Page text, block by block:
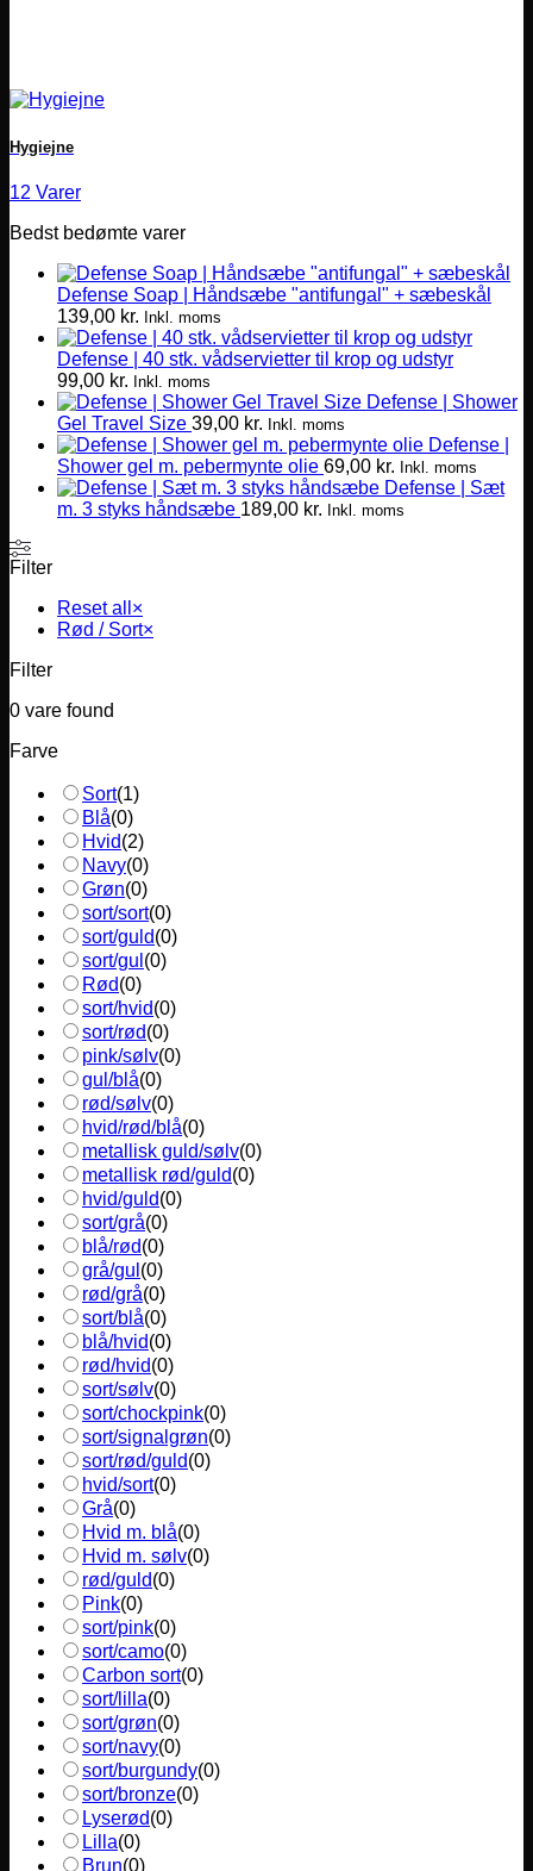
Hygiejne
12 Varer
Bedst bedømte varer
Defense Soap | Håndsæbe "antifungal" + sæbeskål
139,00 kr. Inkl. moms
Defense | 40 stk. vådservietter til krop og udstyr
99,00 kr. Inkl. moms
Defense | Shower
Gel Travel Size 39,00 kr. Inkl. moms
Defense |
Shower gel m. pebermynte olie 69,00 kr. Inkl. moms
Defense | Sæt
m. 3 styks håndsæbe 189,00 kr. Inkl. moms
Filter
Reset all ×
Rød / Sort×
Filter
0 vare found
Farve
Sort(1)
Blå(0)
Hvid(2)
Navy(0)
Grøn(0)
sort/sort(0)
sort/guld(0)
sort/gul (0)
Rød(0)
sort/hvid(0)
sort/rød(0)
pink/sølv(0)
gul/blå(0)
rød/sølv(0)
hvid/rød/blå(0)
metallisk guld/sølv(0)
metallisk rød/guld(0)
hvid/guld(0)
sort/grå(0)
blå/rød(0)
grå/gul (0)
rød/grå(0)
sort/blå(0)
blå/hvid(0)
rød/hvid(0)
sort/sølv(0)
sort/chockpink(0)
sort/signalgrøn(0)
sort/rød/guld(0)
hvid/sort(0)
Grå(0)
Hvid m. blå(0)
Hvid m. sølv(0)
rød/guld(0)
Pink(0)
sort/pink(0)
sort/camo(0)
Carbon sort(0)
sort/lilla(0)
sort/grøn(0)
sort/navy(0)
sort/burgundy(0)
sort/bronze(0)
Lyserød(0)
Lilla(0)
Brun(0)